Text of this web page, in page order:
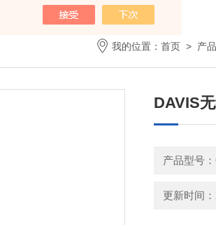
我的位置： 首页 > 产
DAVIS
产品型号
更新时间